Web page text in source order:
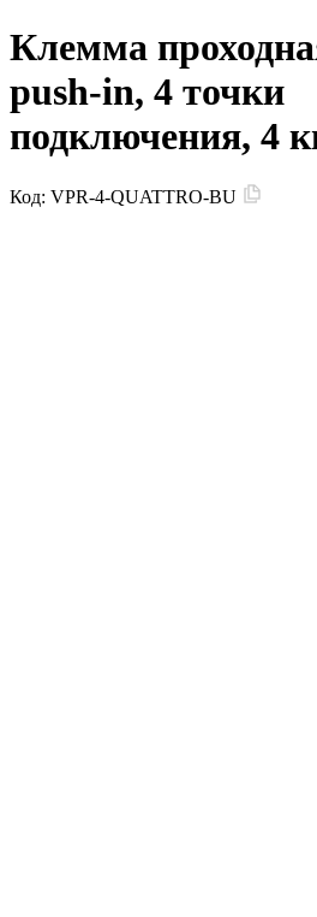
Клемма
push-in, 4 точки
подключения, 4
Код: VPR-4-QUATTRO-BU